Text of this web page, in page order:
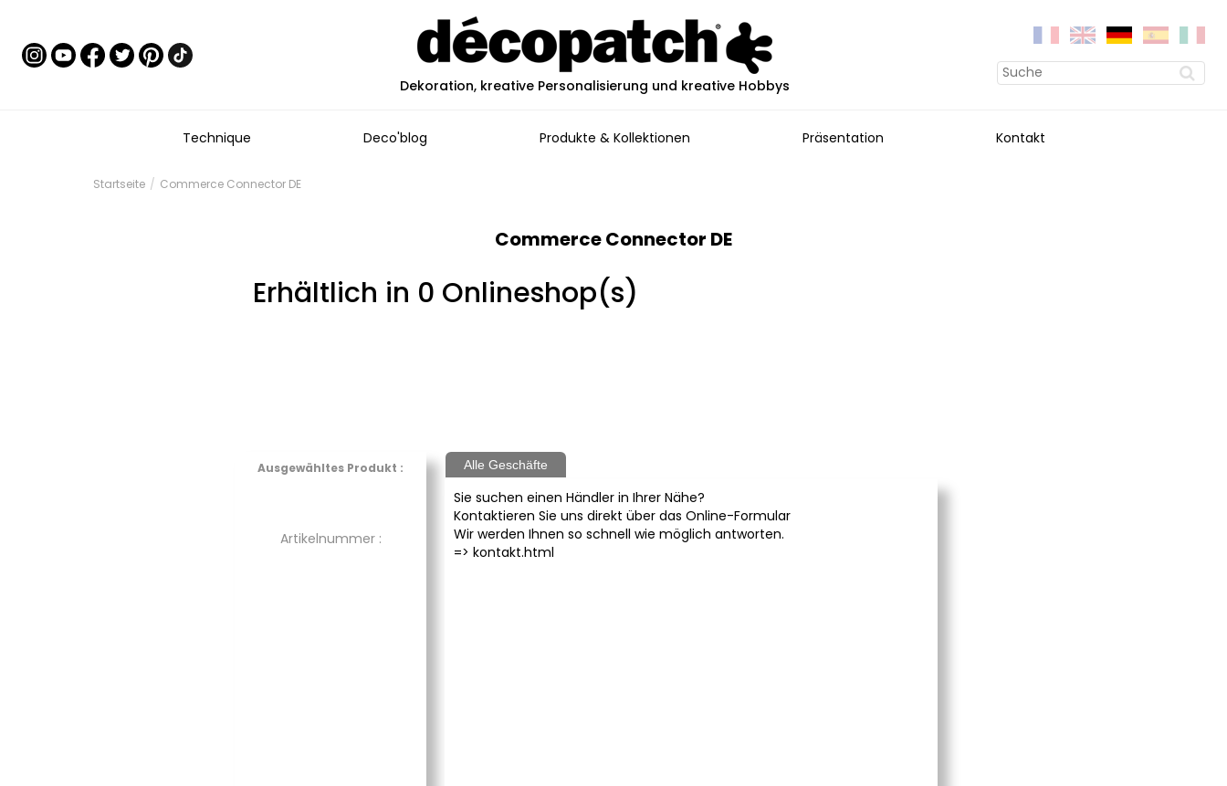
Dekoration, kreative Personalisierung und kreative Hobbys
Technique Deco'blog Produkte & Kollektionen Präsentation Kontakt
Startseite Commerce Connector DE
Commerce Connector DE
Erhältlich in 0 Onlineshop(s)
Ausgewähltes Produkt :
Artikelnummer :
Alle Geschäfte
Sie suchen einen Händler in Ihrer Nähe?
Kontaktieren Sie uns direkt über das Online-Formular
Wir werden Ihnen so schnell wie möglich antworten.
=> kontakt.html